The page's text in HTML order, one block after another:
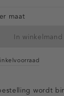
maat
In winkelmand
wordt